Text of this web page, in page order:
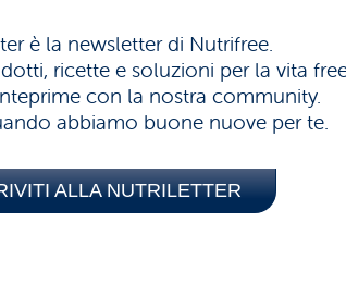
è la newsletter di Nutrifree.
ricette e soluzioni per la vita
con la nostra community.
abbiamo buone nuove per te.
ALLA NUTRILETTER